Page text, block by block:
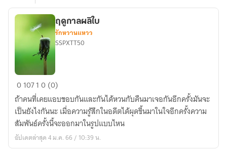
ฤดูกาล
ผลิ
ใบ
ฤดูกาลผลิใบ
รักหวานแหวว
SSPXTT50
010710 (0)
ถ้าคนที่เคยแอบชอบกันและกันได้หวนกับคืนมาเจอกันอีกครั้งมันจะ
เป็นยังไงกันนะ เมื่อความรู้สึกในอดีตได้ผุดขึ้นมาในใจอีกครั้งความ
สัมพันธ์ครั้งนี้จะออกมาในรูปแบบไหน
อัปเดตล่าสุด 4 ม.ค. 66 / 10:39 น.